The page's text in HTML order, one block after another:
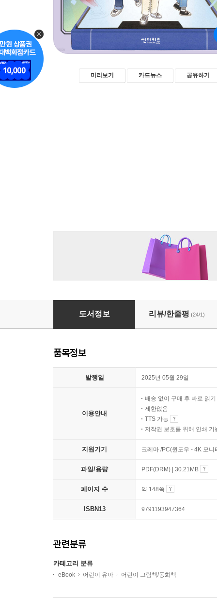
미리보기 카드뉴스 공유하기
교과서에 없는 진짜 디지털 성교육
도서정보 리뷰/한줄평 (24/1)
품목정보
발행일 2025년 05월 29일
이용안내
배송 없이 구매 후 바로 읽기
제한없음
TTS 가능
저작권 보호를 위해 인쇄 기
지원기기 크레마 /PC(윈도우 - 4K 모
파일/용량 PDF(DRM) | 30.21MB
페이지 수 약 148쪽
ISBN13 9791193947364
관련분류
카테고리 분류
eBook 어린이 유아 어린이 그림책/동화책